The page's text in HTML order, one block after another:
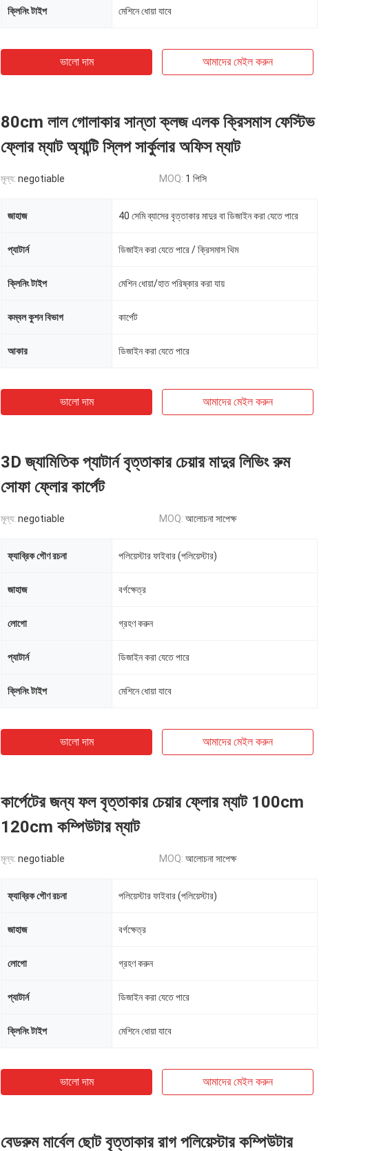
ক্লিনিং টাইপ মেশিনে ধোয়া যাবে
ভালো দাম আমাদের মেইল ​​করুন
80cm লাল গোলাকার সান্তা ক্লজ এলক ক্রিসমাস ফেস্টিভ
ফ্লোর ম্যাট অ্যান্টি স্লিপ সার্কুলার অফিস ম্যাট
মূল্য: negotiable MOQ: 1 পিসি
জাহাজ 40 সেমি ব্যাসের বৃত্তাকার মাদুর বা ডিজাইন করা যেতে পারে
প্যাটার্ন ডিজাইন করা যেতে পারে / ক্রিসমাস থিম
ক্লিনিং টাইপ মেশিন ধোয়া/হাত পরিষ্কার করা যায়
কম্বল কুশন বিভাগ কার্পেট
আকার ডিজাইন করা যেতে পারে
ভালো দাম আমাদের মেইল ​​করুন
3D জ্যামিতিক প্যাটার্ন বৃত্তাকার চেয়ার মাদুর লিভিং রুম
সোফা ফ্লোর কার্পেট
মূল্য: negotiable MOQ: আলোচনা সাপেক্ষ
ফ্যাব্রিক গৌণ রচনা পলিয়েস্টার ফাইবার (পলিয়েস্টার)
জাহাজ বর্গক্ষেত্র
লোগো গ্রহণ করুন
প্যাটার্ন ডিজাইন করা যেতে পারে
ক্লিনিং টাইপ মেশিনে ধোয়া যাবে
ভালো দাম আমাদের মেইল ​​করুন
কার্পেটের জন্য ফল বৃত্তাকার চেয়ার ফ্লোর ম্যাট 100cm
120cm কম্পিউটার ম্যাট
মূল্য: negotiable MOQ: আলোচনা সাপেক্ষ
ফ্যাব্রিক গৌণ রচনা পলিয়েস্টার ফাইবার (পলিয়েস্টার)
জাহাজ বর্গক্ষেত্র
লোগো গ্রহণ করুন
প্যাটার্ন ডিজাইন করা যেতে পারে
ক্লিনিং টাইপ মেশিনে ধোয়া যাবে
ভালো দাম আমাদের মেইল ​​করুন
বেডরুম মার্বেল ছোট বৃত্তাকার রাগ পলিয়েস্টার কম্পিউটার